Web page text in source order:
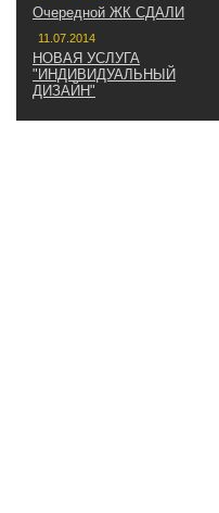
Очередной ЖК СДАЛИ
11.07.2014
НОВАЯ УСЛУГА
"ИНДИВИДУАЛЬНЫЙ
ДИЗАЙН"